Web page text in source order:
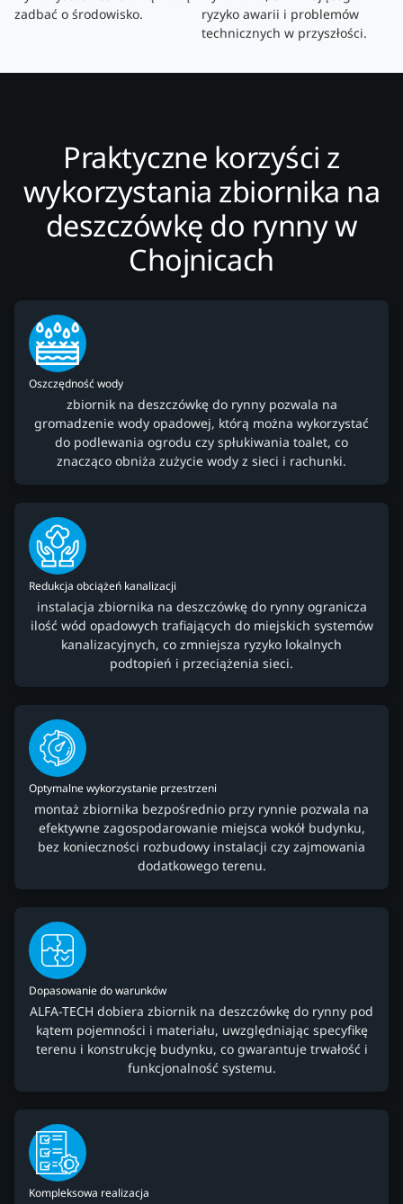
zadbać o środowisko.
ryzyko awarii i problemów
technicznych w przyszłości.
Praktyczne korzyści z
wykorzystania zbiornika na
deszczówkę do rynny w
Chojnicach
Oszczędność wody
zbiornik na deszczówkę do rynny pozwala na
gromadzenie wody opadowej, którą można wykorzystać
do podlewania ogrodu czy spłukiwania toalet, co
znacząco obniża zużycie wody z sieci i rachunki.
Redukcja obciążeń kanalizacji
instalacja zbiornika na deszczówkę do rynny ogranicza
ilość wód opadowych trafiających do miejskich systemów
kanalizacyjnych, co zmniejsza ryzyko lokalnych
podtopień i przeciążenia sieci.
Optymalne wykorzystanie przestrzeni
montaż zbiornika bezpośrednio przy rynnie pozwala na
efektywne zagospodarowanie miejsca wokół budynku,
bez konieczności rozbudowy instalacji czy zajmowania
dodatkowego terenu.
Dopasowanie do warunków
ALFA-TECH dobiera zbiornik na deszczówkę do rynny pod
kątem pojemności i materiału, uwzględniając specyfikę
terenu i konstrukcję budynku, co gwarantuje trwałość i
funkcjonalność systemu.
Kompleksowa realizacja